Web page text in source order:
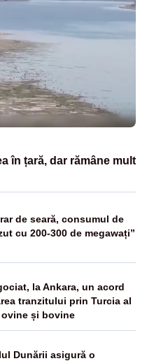
în țară, dar rămâne mult
de seară, consumul de
cu 200-300 de megawați”
la Ankara, un acord
tranzitului prin Turcia al
și bovine
Dunării asigură o